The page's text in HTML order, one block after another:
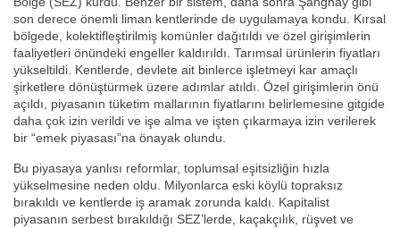
son derece önemli liman kentlerinde de uygulamaya kondu. Kırsal
bölgede, kolektifleştirilmiş komünler dağıtıldı ve özel girişimlerin
faaliyetleri önündeki engeller kaldırıldı. Tarımsal ürünlerin fiyatları
yükseltildi. Kentlerde, devlete ait binlerce işletmeyi kar amaçlı
şirketlere dönüştürmek üzere adımlar atıldı. Özel girişimlerin önü
açıldı, piyasanın tüketim mallarının fiyatlarını belirlemesine gitgide
daha çok izin verildi ve işe alma ve işten çıkarmaya izin verilerek
bir “emek piyasası”na önayak olundu.
Bu piyasaya yanlısı reformlar, toplumsal eşitsizliğin hızla
yükselmesine neden oldu. Milyonlarca eski köylü topraksız
bırakıldı ve kentlerde iş aramak zorunda kaldı. Kapitalist
piyasanın serbest bırakıldığı SEZ’lerde, kaçakçılık, rüşvet ve